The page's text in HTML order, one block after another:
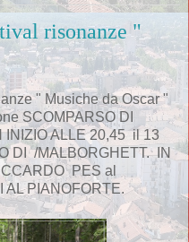
risonanze "
" Musiche da Oscar "
SCOMPARSO DI
INIZIO ALLE 20,45 il 13
DI /MALBORGHETT. IN
PES al
AL PIANOFORTE.